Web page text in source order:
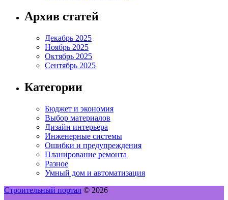
Архив статей
Декабрь 2025
Ноябрь 2025
Октябрь 2025
Сентябрь 2025
Категории
Бюджет и экономия
Выбор материалов
Дизайн интерьера
Инженерные системы
Ошибки и предупреждения
Планирование ремонта
Разное
Умный дом и автоматизация
Строительный портал © 2026